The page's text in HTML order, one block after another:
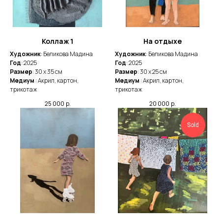
Коллаж 1
Художник: Беликова Мадина
Год: 2025
Размер: 30 х 35 см
Медиум : Акрил, картон,
трикотаж
25 000 р.
На отдыхе
Художник: Беликова Мадина
Год: 2025
Размер: 30 х 25 см
Медиум : Акрил, картон,
трикотаж
20 000 р.
Sold